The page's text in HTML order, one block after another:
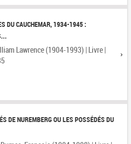
DU CAUCHEMAR, 1934-1945 :
Lawrence (1904-1993) | Livre |
DE NUREMBERG OU LES POSSÉDÉS DU